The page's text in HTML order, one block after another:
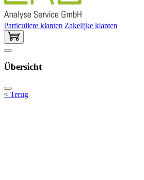
Particuliere klanten Zakelijke klanten
Übersicht
< Terug